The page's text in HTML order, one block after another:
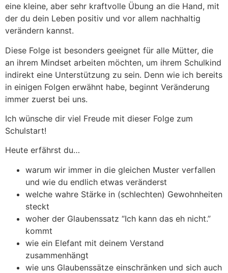
eine kleine, aber sehr kraftvolle Übung an die Hand, mit
der du dein Leben positiv und vor allem nachhaltig
verändern kannst.
Diese Folge ist besonders geeignet für alle Mütter, die
an ihrem Mindset arbeiten möchten, um ihrem Schulkind
indirekt eine Unterstützung zu sein. Denn wie ich bereits
in einigen Folgen erwähnt habe, beginnt Veränderung
immer zuerst bei uns.
Ich wünsche dir viel Freude mit dieser Folge zum
Schulstart!
Heute erfährst du…
warum wir immer in die gleichen Muster verfallen
und wie du endlich etwas veränderst
welche wahre Stärke in (schlechten) Gewohnheiten
steckt
woher der Glaubenssatz “Ich kann das eh nicht.”
kommt
wie ein Elefant mit deinem Verstand
zusammenhängt
wie uns Glaubenssätze einschränken und sich auch